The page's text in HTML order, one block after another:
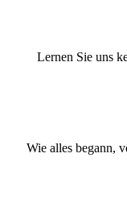
Lernen Sie uns
Wie alles begann,